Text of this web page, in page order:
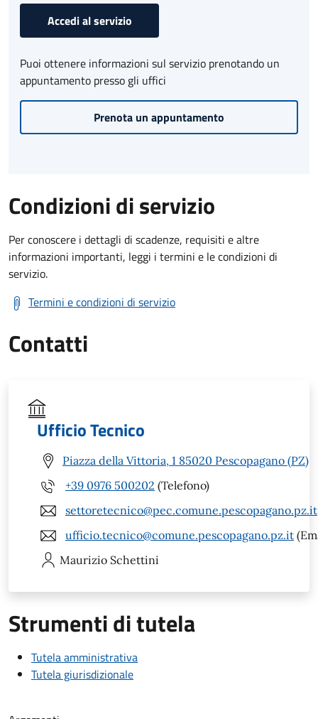
Accedi al servizio
Puoi ottenere informazioni sul servizio prenotando un
appuntamento presso gli uffici
Prenota un appuntamento
Condizioni di servizio
Per conoscere i dettagli di scadenze, requisiti e altre
informazioni importanti, leggi i termini e le condizioni di
servizio.
Termini e condizioni di servizio
Contatti
Ufficio Tecnico
Piazza della Vittoria, 1 85020 Pescopagano (PZ)
+39 0976 500202 (Telefono)
settoretecnico@pec.comune.pescopagano.pz.it
ufficio.tecnico@comune.pescopagano.pz.it
Maurizio Schettini
Strumenti di tutela
Tutela amministrativa
Tutela giurisdizionale